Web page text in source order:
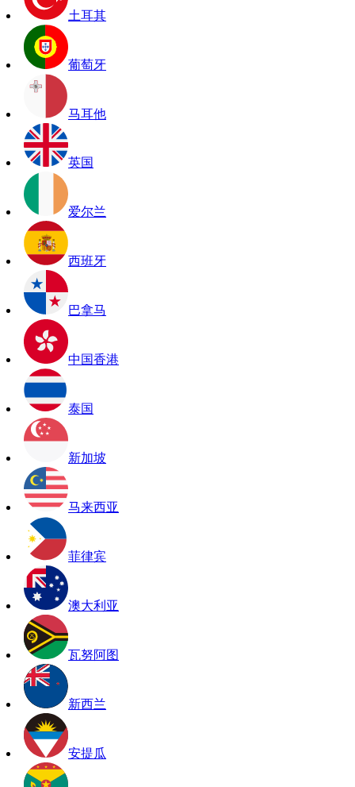
土耳其
葡萄牙
马耳他
英国
爱尔兰
西班牙
巴拿马
中国香港
泰国
新加坡
马来西亚
菲律宾
澳大利亚
瓦努阿图
新西兰
安提瓜